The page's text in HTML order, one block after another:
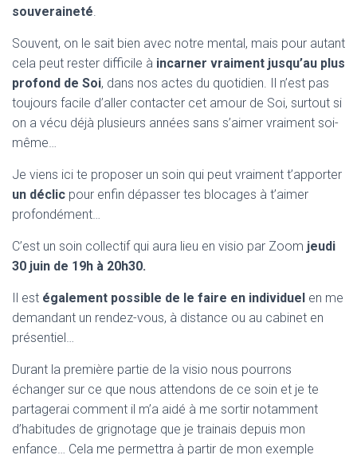
souveraineté.
Souvent, on le sait bien avec notre mental, mais pour autant
cela peut rester difficile à incarner vraiment jusqu’au plus
profond de Soi, dans nos actes du quotidien. Il n’est pas
toujours facile d’aller contacter cet amour de Soi, surtout si
on a vécu déjà plusieurs années sans s’aimer vraiment soi-
même…
Je viens ici te proposer un soin qui peut vraiment t’apporter
un déclic pour enfin dépasser tes blocages à t’aimer
profondément…
C’est un soin collectif qui aura lieu en visio par Zoom jeudi
30 juin de 19h à 20h30.
Il est également possible de le faire en individuel en me
demandant un rendez-vous, à distance ou au cabinet en
présentiel…
Durant la première partie de la visio nous pourrons
échanger sur ce que nous attendons de ce soin et je te
partagerai comment il m’a aidé à me sortir notamment
d’habitudes de grignotage que je trainais depuis mon
enfance… Cela me permettra à partir de mon exemple